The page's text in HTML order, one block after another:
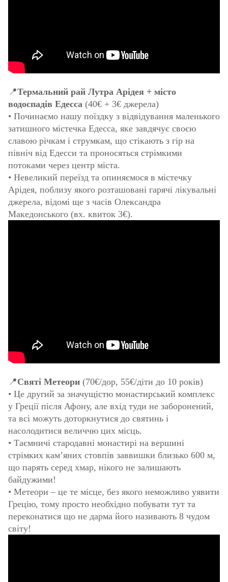
📍Термальний рай Лутра Арідея + місто
водоспадів Едесса (40€ + 3€ джерела)
• Починаємо нашу поїздку з відвідування маленького
затишного містечка Едесса, яке завдячує своєю
славою річкам і струмкам, що стікають з гір на
північ від Едесси та проносяться стрімкими
потоками через центр міста.
• Невеликий переїзд та опиняємося в містечку
Арідея, поблизу якого розташовані гарячі лікувальні
джерела, відомі ще з часів Олександра
Македонського (вх. квиток 3€).
📍Святі Метеори (70€/дор, 55€/діти до 10 років)
• Це другий за значущістю монастирський комплекс
у Греції після Афону, але вхід туди не заборонений,
та всі можуть доторкнутися до святинь і
насолодитися величчю цих місць.
• Таємничі стародавні монастирі на вершині
стрімких кам’яних стовпів заввишки близько 600 м,
що парять серед хмар, нікого не залишають
байдужими!
• Метеори – це те місце, без якого неможливо уявити
Грецію, тому просто необхідно побувати тут та
переконатися що не дарма його називають 8 чудом
світу!